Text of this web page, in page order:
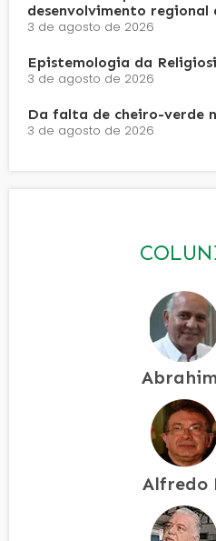
desenvolvimento regional
3 de agosto de 2026
Epistemologia da
3 de agosto de 2026
Da falta de cheiro-verde
3 de agosto de 2026
Alfredo